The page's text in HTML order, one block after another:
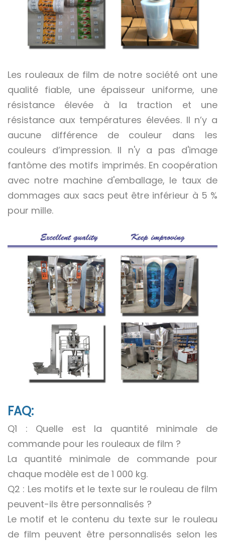
Les rouleaux de film de notre société ont une
qualité fiable, une épaisseur uniforme, une
résistance élevée à la traction et une
résistance aux températures élevées. Il n’y a
aucune différence de couleur dans les
couleurs d’impression. Il n'y a pas d'image
fantôme des motifs imprimés. En coopération
avec notre machine d'emballage, le taux de
dommages aux sacs peut être inférieur à 5 %
pour mille.
FAQ:
Q1 : Quelle est la quantité minimale de
commande pour les rouleaux de film ?
La quantité minimale de commande pour
chaque modèle est de 1 000 kg.
Q2 : Les motifs et le texte sur le rouleau de film
peuvent-ils être personnalisés ?
Le motif et le contenu du texte sur le rouleau
de film peuvent être personnalisés selon les